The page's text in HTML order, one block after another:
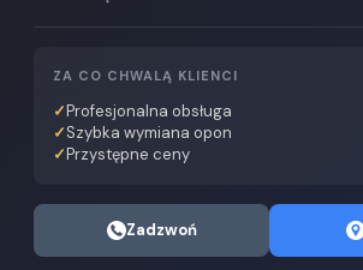
ZA CO CHWALĄ KLIENCI
Profesjonalna obsługa
Szybka wymiana opon
Przystępne ceny
Zadzwoń